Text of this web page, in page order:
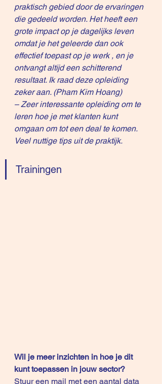
praktisch gebied door de ervaringen
die gedeeld worden. Het heeft een
grote impact op je dagelijks leven
omdat je het geleerde dan ook
effectief toepast op je werk , en je
ontvangt altijd een schitterend
resultaat. Ik raad deze opleiding
zeker aan. (Pham Kim Hoang)
– Zeer interessante opleiding om te
leren hoe je met klanten kunt
omgaan om tot een deal te komen.
Veel nuttige tips uit de praktijk.
Trainingen
Wil je meer inzichten in hoe je dit
kunt toepassen in jouw sector?
Stuur een mail met een aantal data